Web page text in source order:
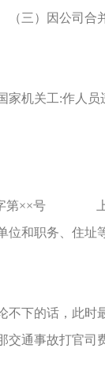
）因公司合并
机关工:作人员
第××号 上诉
单位和职务、
下的话，此时
通事故打官司